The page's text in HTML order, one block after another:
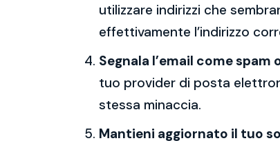
utilizzare indirizzi che
effettivamente l’indirizzo
Segnala l’email come spam
tuo provider di posta
stessa minaccia.
Mantieni aggiornato il tuo